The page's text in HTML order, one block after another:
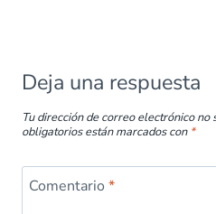
Deja una respuesta
Tu dirección de correo electrónico no
obligatorios están marcados con *
Comentario *